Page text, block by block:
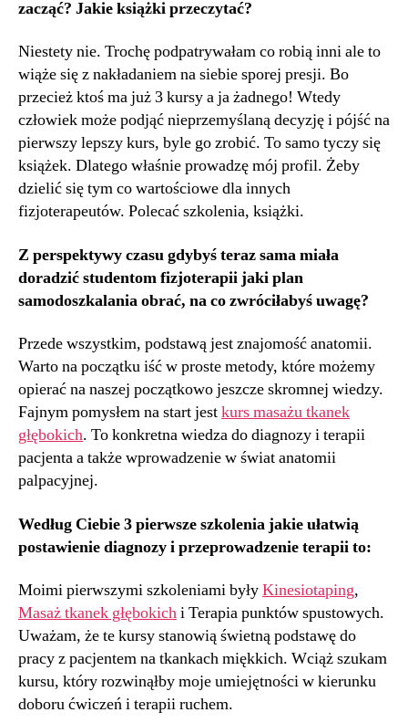
zacząć? Jakie książki przeczytać?
Niestety nie. Trochę podpatrywałam co robią inni ale to
wiąże się z nakładaniem na siebie sporej presji. Bo
przecież ktoś ma już 3 kursy a ja żadnego! Wtedy
człowiek może podjąć nieprzemyślaną decyzję i pójść na
pierwszy lepszy kurs, byle go zrobić. To samo tyczy się
książek. Dlatego właśnie prowadzę mój profil. Żeby
dzielić się tym co wartościowe dla innych
fizjoterapeutów. Polecać szkolenia, książki.
Z perspektywy czasu gdybyś teraz sama miała
doradzić studentom fizjoterapii jaki plan
samodoszkalania obrać, na co zwróciłabyś uwagę?
Przede wszystkim, podstawą jest znajomość anatomii.
Warto na początku iść w proste metody, które możemy
opierać na naszej początkowo jeszcze skromnej wiedzy.
Fajnym pomysłem na start jestkurs masażu tkanek
głębokich. To konkretna wiedza do diagnozy i terapii
pacjenta a także wprowadzenie w świat anatomii
palpacyjnej.
Według Ciebie 3 pierwsze szkolenia jakie ułatwią
postawienie diagnozy i przeprowadzenie terapii to:
Moimi pierwszymi szkoleniami byłyKinesiotaping,
Masaż tkanek głębokichi Terapia punktów spustowych.
Uważam, że te kursy stanowią świetną podstawę do
pracy z pacjentem na tkankach miękkich. Wciąż szukam
kursu, który rozwinąłby moje umiejętności w kierunku
doboru ćwiczeń i terapii ruchem.